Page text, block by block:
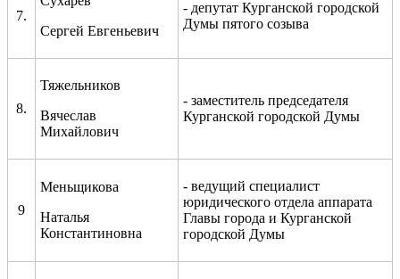
7.
Сергей Евгеньевич
- депутат Курганской городской
Думы пятого созыва
8.
Тяжельников
Вячеслав
Михайлович
- заместитель председателя
Курганской городской Думы
9
Меньщикова
Наталья
Константиновна
- ведущий специалист
юридического отдела аппарата
Главы города и Курганской
городской Думы